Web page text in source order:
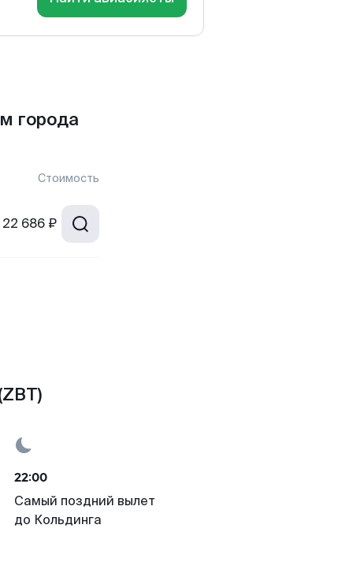
города
Стоимость
22 686 ₽
22:00
Самый поздний вылет
до Кольдинга